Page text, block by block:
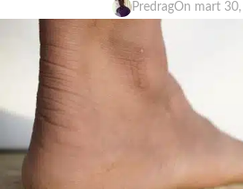
PredragOn mart